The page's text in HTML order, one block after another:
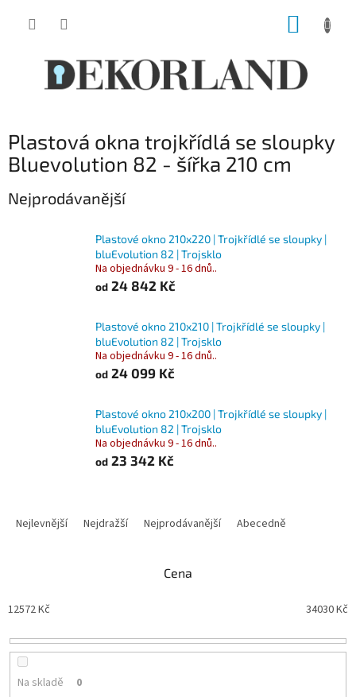
Plastová okna trojkřídlá se sloupky
Bluevolution 82 - šířka 210 cm
Nejprodávanější
Plastové okno 210x220 | Trojkřídlé se sloupky |
bluEvolution 82 | Trojsklo
Na objednávku 9 - 16 dnů..
od 24 842 Kč
Plastové okno 210x210 | Trojkřídlé se sloupky |
bluEvolution 82 | Trojsklo
Na objednávku 9 - 16 dnů..
od 24 099 Kč
Plastové okno 210x200 | Trojkřídlé se sloupky |
bluEvolution 82 | Trojsklo
Na objednávku 9 - 16 dnů..
od 23 342 Kč
p
o
Nejlevnější Nejdražší Nejprodávanější Abecedně
Cena
12572Kč 34030Kč
Na skladě 0